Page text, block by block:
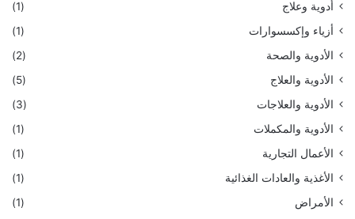
أدوية وعلاج
(1)
أزياء وإكسسوارات
(1)
الأدوية والصحة
(2)
الأدوية والعلاج
(5)
الأدوية والعلاجات
(3)
الأدوية والمكملات
(1)
الأعمال التجارية
(1)
الأغذية والعادات الغذائية
(1)
الأمراض
(1)